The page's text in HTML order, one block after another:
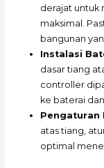
derajat untuk
maksimal.
bangunan
Instalasi
dasar tiang
controller
ke baterai
Pengaturan
atas tiang,
optimal